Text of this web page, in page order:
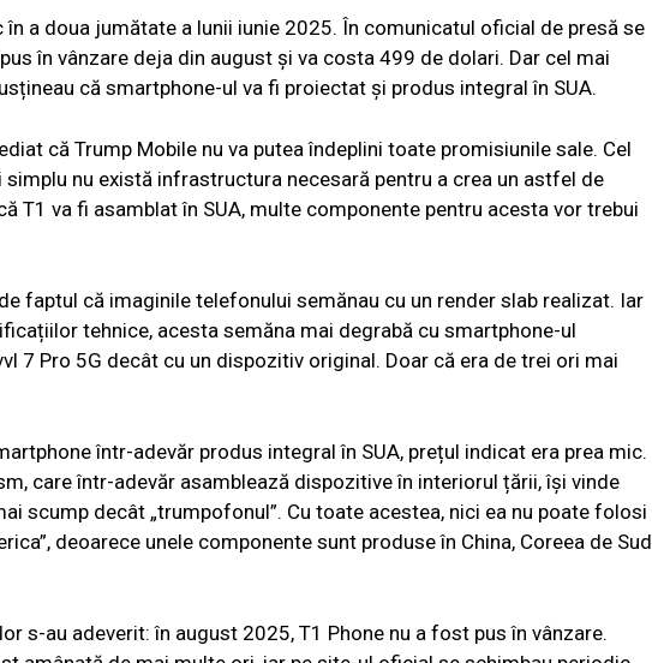
în a doua jumătate a lunii iunie 2025. În comunicatul oficial de presă se
în vânzare deja din august și va costa 499 de dolari. Dar cel mai
că smartphone-ul va fi proiectat și produs integral în SUA.
că Trump Mobile nu va putea îndeplini toate promisiunile sale. Cel
simplu nu există infrastructura necesară pentru a crea un astfel de
T1 va fi asamblat în SUA, multe componente pentru acesta vor trebui
faptul că imaginile telefonului semănau cu un render slab realizat. Iar
tehnice, acesta semăna mai degrabă cu smartphone-ul
7 Pro 5G decât cu un dispozitiv original. Doar că era de trei ori mai
într-adevăr produs integral în SUA, prețul indicat era prea mic.
care într-adevăr asamblează dispozitive în interiorul țării, își vinde
scump decât „trumpofonul”. Cu toate acestea, nici ea nu poate folosi
deoarece unele componente sunt produse în China, Coreea de Sud
s-au adeverit: în august 2025, T1 Phone nu a fost pus în vânzare.